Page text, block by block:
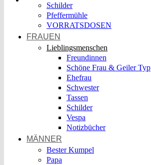
Schilder
Pfeffermühle
VORRATSDOSEN
FRAUEN
Lieblingsmenschen
Freundinnen
Schöne Frau & Geiler Typ
Ehefrau
Schwester
Tassen
Schilder
Vespa
Notizbücher
MÄNNER
Bester Kumpel
Papa